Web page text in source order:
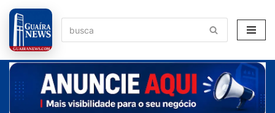
Pular
para
o
conteúdo